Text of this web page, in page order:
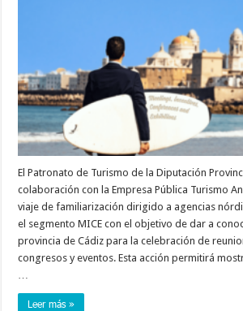
El Patronato de Turismo de la Diputación
colaboración con la Empresa Pública Turismo
viaje de familiarización dirigido a agencias
el segmento MICE con el objetivo de dar a
provincia de Cádiz para la celebración de
congresos y eventos. Esta acción permitirá
Leer más »